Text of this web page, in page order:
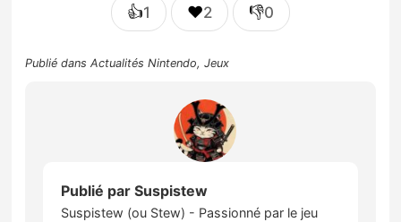
👍1 ❤️2 👎0
Publié dansActualités Nintendo,Jeux
Publié parSuspistew
Suspistew (ou Stew) - Passionné par le jeu